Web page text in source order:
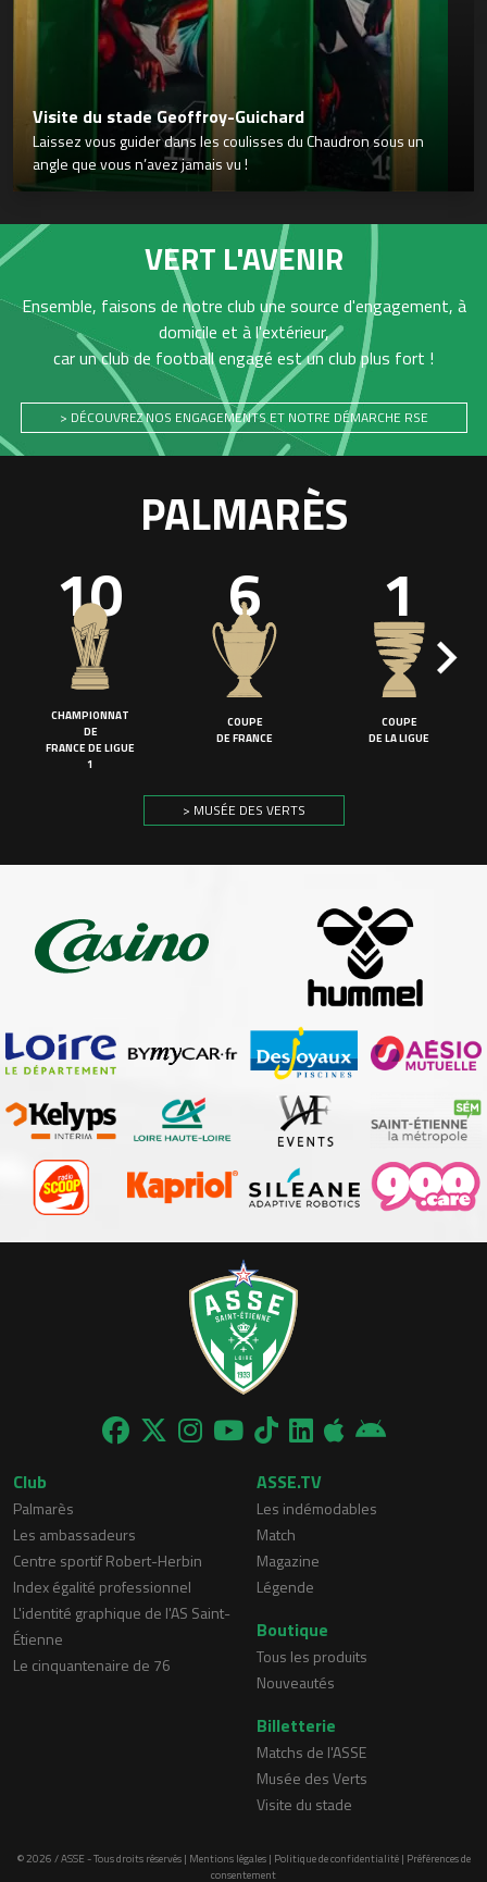
Visite du stade Geoffroy-Guichard
Laissez vous guider dans les coulisses du Chaudron sous un
angle que vous n’avez jamais vu !
VERT L'AVENIR
Ensemble, faisons de notre club une source d'engagement, à
domicile et à l'extérieur,
car un club de football engagé est un club plus fort !
> DÉCOUVREZ NOS ENGAGEMENTS ET NOTRE DÉMARCHE RSE
PALMARÈS
10
CHAMPIONNAT
DE
FRANCE DE LIGUE
1
6
COUPE
DE FRANCE
1
COUPE
DE LA LIGUE
> MUSÉE DES VERTS
Club
Palmarès
Les ambassadeurs
Centre sportif Robert-Herbin
Index égalité professionnel
L'identité graphique de l'AS Saint-
Étienne
Le cinquantenaire de 76
ASSE.TV
Les indémodables
Match
Magazine
Légende
Boutique
Tous les produits
Nouveautés
Billetterie
Matchs de l'ASSE
Musée des Verts
Visite du stade
© 2026 / ASSE - Tous droits réservés | Mentions légales| Politique de confidentialité| Préférences de
consentement